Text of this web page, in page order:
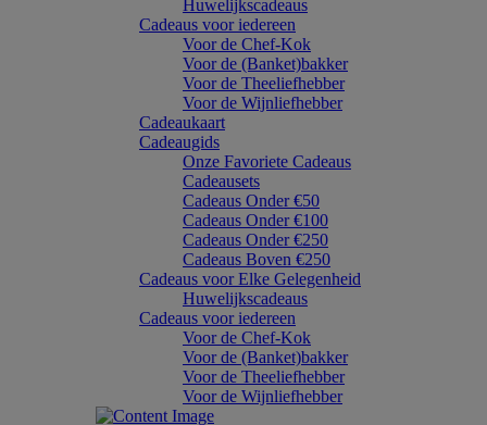
Huwelijkscadeaus
Cadeaus voor iedereen
Voor de Chef-Kok
Voor de (Banket)bakker
Voor de Theeliefhebber
Voor de Wijnliefhebber
Cadeaukaart
Cadeaugids
Onze Favoriete Cadeaus
Cadeausets
Cadeaus Onder €50
Cadeaus Onder €100
Cadeaus Onder €250
Cadeaus Boven €250
Cadeaus voor Elke Gelegenheid
Huwelijkscadeaus
Cadeaus voor iedereen
Voor de Chef-Kok
Voor de (Banket)bakker
Voor de Theeliefhebber
Voor de Wijnliefhebber